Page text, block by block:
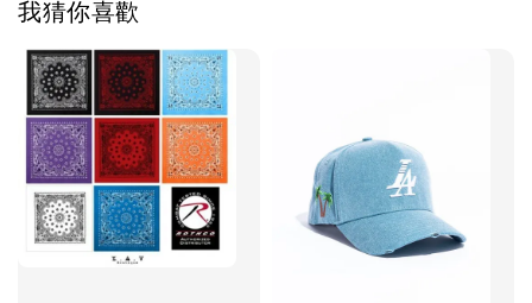
我猜你喜歡